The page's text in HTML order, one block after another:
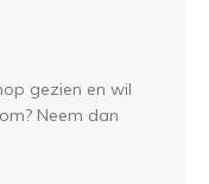
gezien en wil
Neem dan